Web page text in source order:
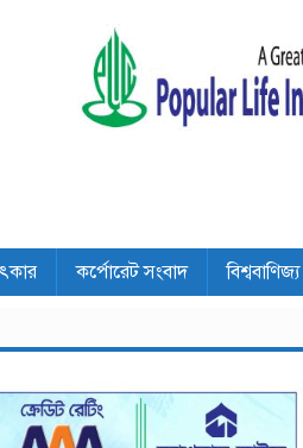
কর্পোরেট সংবাদ বিশ্ববাণিজ্য